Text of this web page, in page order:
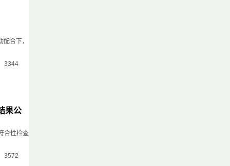
合下，
3344
果公
合性检查
3572